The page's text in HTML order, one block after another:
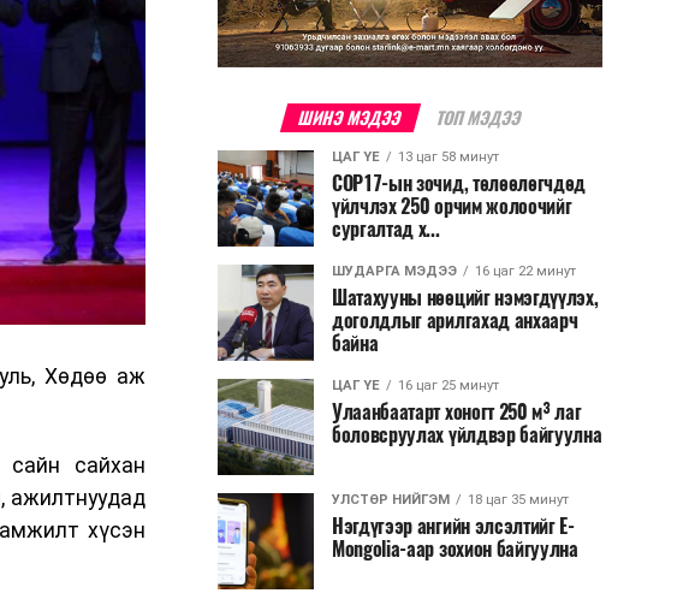
Хөдөө аж
сайн сайхан
ажилтнуудад
хүсэн
ШИНЭ МЭДЭЭ ТОП МЭДЭЭ
ЦАГ ҮЕ 13 цаг 58 минут
COP17-ын зочид, төлөөлөгчдөд
үйлчлэх 250 орчим жолоочийг
сургалтад х...
ШУДАРГА МЭДЭЭ 16 цаг 22 минут
Шатахууны нөөцийг нэмэгдүүлэх,
доголдлыг арилгахад анхаарч
байна
ЦАГ ҮЕ 16 цаг 25 минут
Улаанбаатарт хоногт 250 м³ лаг
боловсруулах үйлдвэр байгуулна
УЛСТӨР НИЙГЭМ 18 цаг 35 минут
Нэгдүгээр ангийн элсэлтийг E-
Mongolia-аар зохион байгуулна